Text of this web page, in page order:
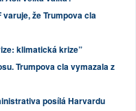
že Trumpova cla
klimatická krize”
Trumpova cla vymazala z
posílá Harvardu